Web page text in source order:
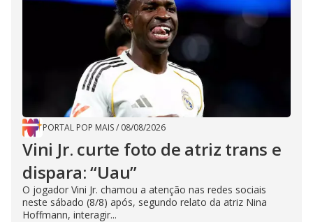
PORTAL POP MAIS/ 08/08/2026
Vini Jr. curte foto de atriz trans e
dispara: “Uau”
O jogador Vini Jr. chamou a atenção nas redes sociais
neste sábado (8/8) após, segundo relato da atriz Nina
Hoffmann, interagir...